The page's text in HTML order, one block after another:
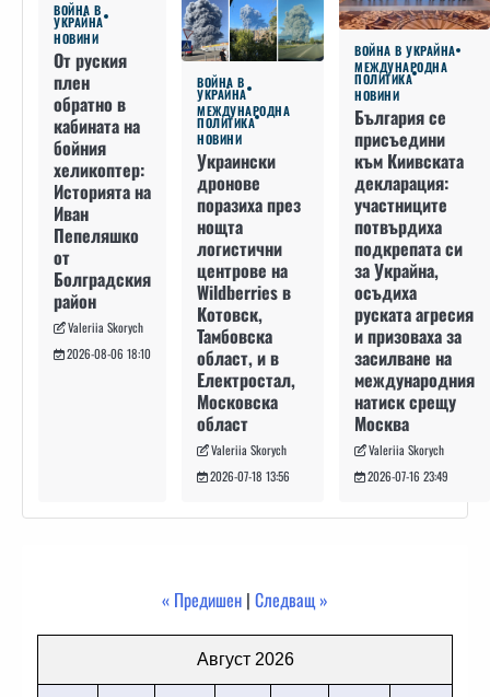
ВОЙНА В
УКРАЙНА
НОВИНИ
От руския
плен
обратно в
кабината на
бойния
хеликоптер:
Историята на
Иван
Пепеляшко
от
Болградския
район
Valeriia Skorych
2026-08-06 18:10
ВОЙНА В
УКРАЙНА
МЕЖДУНАРОДНА
ПОЛИТИКА
НОВИНИ
Украински
дронове
поразиха през
нощта
логистични
центрове на
Wildberries в
Котовск,
Тамбовска
област, и в
Електростал,
Московска
област
Valeriia Skorych
2026-07-18 13:56
ВОЙНА В УКРАЙНА
МЕЖДУНАРОДНА
ПОЛИТИКА
НОВИНИ
България се
присъедини
към Киивската
декларация:
участниците
потвърдиха
подкрепата си
за Украйна,
осъдиха
руската агресия
и призоваха за
засилване на
международния
натиск срещу
Москва
Valeriia Skorych
2026-07-16 23:49
« Предишен | Следващ »
Август 2026